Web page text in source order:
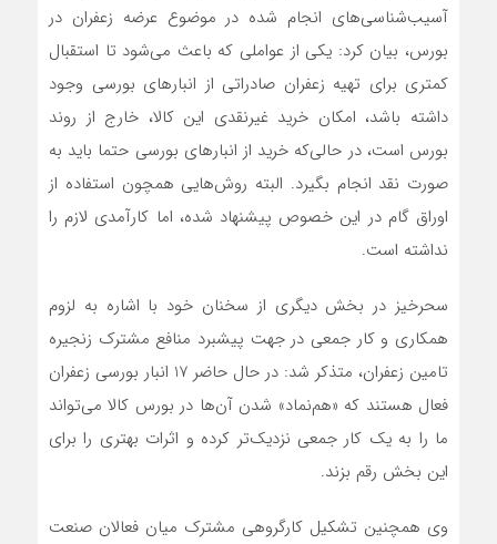
آسیب‌شناسی‌های انجام شده در موضوع عرضه زعفران در
بورس، بیان کرد: یکی از عواملی که باعث می‌شود تا استقبال
کمتری برای تهیه زعفران صادراتی از انبارهای بورسی وجود
داشته باشد، امکان خرید غیرنقدی این کالا، خارج از روند
بورس است، در حالی‌که خرید از انبارهای بورسی حتما باید به
صورت نقد انجام بگیرد. البته روش‌هایی همچون استفاده از
اوراق گام در این خصوص پیشنهاد شده، اما کارآمدی لازم را
نداشته است.
سحرخیز در بخش دیگری از سخنان خود با اشاره به لزوم
همکاری و کار جمعی در جهت پیشبرد منافع مشترک زنجیره
تامین زعفران، متذکر شد: در حال حاضر 17 انبار بورسی زعفران
فعال هستند که «هم‌نماد» شدن آن‌ها در بورس کالا می‌تواند
ما را به یک کار جمعی نزدیک‌تر کرده و اثرات بهتری را برای
این بخش رقم بزند.
وی همچنین تشکیل کارگروهی مشترک میان فعالان صنعت